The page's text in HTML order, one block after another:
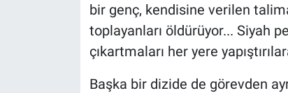
bir genç, kendisine verilen
toplayanları öldürüyor... Siyah
çıkartmaları her yere
Başka bir dizide de görevden